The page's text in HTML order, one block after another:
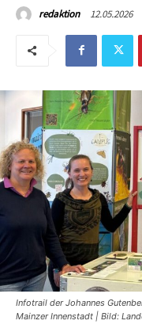
redaktion 12.05.2026
Infotrail der Johannes
Mainzer Innenstadt | Bild: